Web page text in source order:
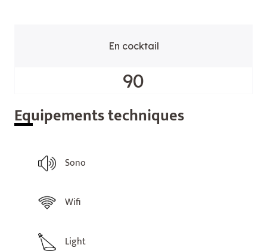
En cocktail
90
Equipements techniques
Sono
Wifi
Light